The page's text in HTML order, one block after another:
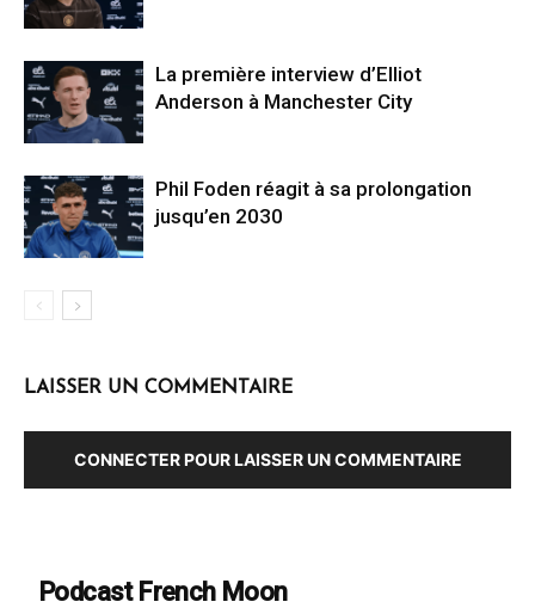
La première interview d’Elliot
Anderson à Manchester City
Phil Foden réagit à sa prolongation
jusqu’en 2030
LAISSER UN COMMENTAIRE
CONNECTER POUR LAISSER UN COMMENTAIRE
Podcast French Moon